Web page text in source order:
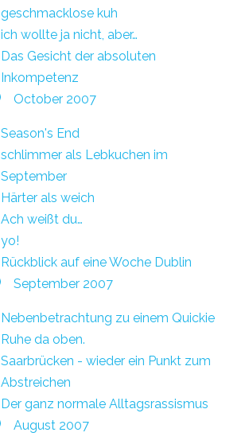
geschmacklose kuh
ich wollte ja nicht, aber…
Das Gesicht der absoluten
Inkompetenz
October 2007
Season's End
schlimmer als Lebkuchen im
September
Härter als weich
Ach weißt du…
yo!
Rückblick auf eine Woche Dublin
September 2007
Nebenbetrachtung zu einem Quickie
Ruhe da oben.
Saarbrücken - wieder ein Punkt zum
Abstreichen
Der ganz normale Alltagsrassismus
August 2007